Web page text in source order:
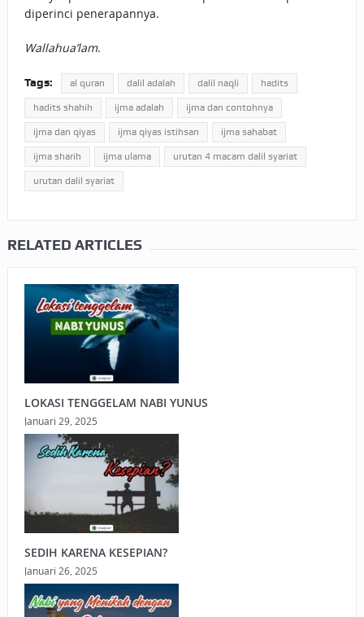
diperinci penerapannya.
Wallahua’lam.
Tags: al quran dalil adalah dalil naqli hadits
hadits shahih ijma adalah ijma dan contohnya
ijma dan qiyas ijma qiyas istihsan ijma sahabat
ijma sharih ijma ulama urutan 4 macam dalil syariat
urutan dalil syariat
RELATED ARTICLES
LOKASI TENGGELAM NABI YUNUS
Januari 29, 2025
SEDIH KARENA KESEPIAN?
Januari 26, 2025